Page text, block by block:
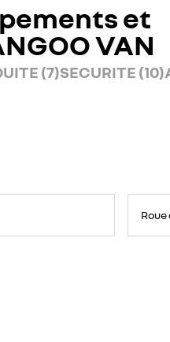
et
VAN
(7)SECURITE (10)
Roue